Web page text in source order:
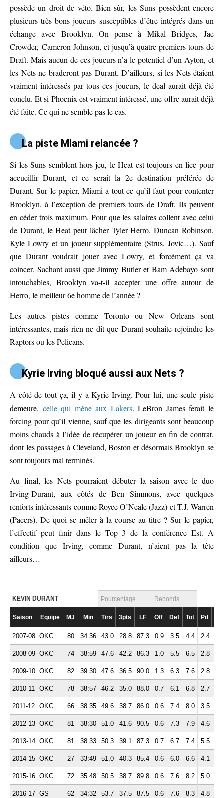
possède un droit de véto. Bien sûr, les Suns possèdent encore
plusieurs très bons joueurs susceptibles d’être intégrés dans un
échange avec Brooklyn. On pense à Mikal Bridges, Jae
Crowder, Cameron Johnson, et jusqu’à quatre premiers tours de
Draft. Mais aucun de ces joueurs n’a le potentiel d’un Ayton, et
les Nets ne braderont pas Durant. D’ailleurs, si les Nets étaient
vraiment intéressés par tous ces joueurs, le deal aurait déjà été
conclu. Et si Phoenix est vraiment intéressé, une offre aurait déjà
été faite. Ce qui ne semble pas le cas.
La piste Miami relancée ?
Si les Suns semblent hors-jeu, le Heat est toujours en lice pour
accueillir Durant, et ce serait la 2e destination préférée de
Durant. Sur le papier, Miami a tout ce qu’il faut pour contenter
Brooklyn, à l’exception de premiers tours de Draft. Ils peuvent
en céder trois maximum. Pour que les salaires collent avec celui
de Durant, le Heat peut lâcher Tyler Herro, Duncan Robinson,
Kyle Lowry et un joueur supplémentaire (Strus, Jovic…). Sauf
que Durant voudrait jouer avec Lowry, et forcément ça va
coincer. Sachant aussi que Jimmy Butler et Bam Adebayo sont
intouchables, Brooklyn va-t-il accepter une offre autour de
Herro, le meilleur 6e homme de l’année ?
Les autres pistes comme Toronto ou New Orleans sont
intéressantes, mais rien ne dit que Durant souhaite rejoindre les
Raptors ou les Pelicans.
Kyrie Irving bloqué aussi aux Nets ?
A côté de tout ça, il y a Kyrie Irving. Pour lui, une seule piste
demeure, celle qui mène aux Lakers. LeBron James ferait le
forcing pour qu’il vienne, sauf que les dirigeants sont beaucoup
moins chauds à l’idée de récupérer un joueur en fin de contrat,
dont les passages à Cleveland, Boston et désormais Brooklyn se
sont toujours mal terminés.
Au final, les Nets pourraient débuter la saison avec le duo
Irving-Durant, aux côtés de Ben Simmons, avec quelques
renforts intéressants comme Royce O’Neale (Jazz) et T.J. Warren
(Pacers). De quoi se mêler à la course au titre ? Sur le papier,
l’effectif peut finir dans le Top 3 de la conférence Est. A
condition que Irving, comme Durant, n’aient pas la tête
ailleurs…
KEVIN DURANT Pourcentage Rebonds
Saison Equipe MJ Min Tirs 3pts LF Off Def Tot Pd
2007-08 OKC 80 34:36 43.0 28.8 87.3 0.9 3.5 4.4 2.4
2008-09 OKC 74 38:59 47.6 42.2 86.3 1.0 5.5 6.5 2.8
2009-10 OKC 82 39:30 47.6 36.5 90.0 1.3 6.3 7.6 2.8
2010-11 OKC 78 38:57 46.2 35.0 88.0 0.7 6.1 6.8 2.7
2011-12 OKC 66 38:35 49.6 38.7 86.0 0.6 7.4 8.0 3.5
2012-13 OKC 81 38:30 51.0 41.6 90.5 0.6 7.3 7.9 4.6
2013-14 OKC 81 38:33 50.3 39.1 87.3 0.7 6.7 7.4 5.5
2014-15 OKC 27 33:49 51.0 40.3 85.4 0.6 6.0 6.6 4.1
2015-16 OKC 72 35:48 50.5 38.7 89.8 0.6 7.6 8.2 5.0
2016-17 GS 62 34:32 53.7 37.5 87.5 0.6 7.6 8.3 4.8